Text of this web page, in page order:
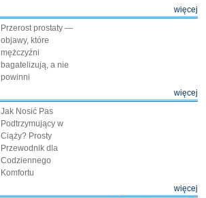
więcej
Przerost prostaty —
objawy, które
mężczyźni
bagatelizują, a nie
powinni
więcej
Jak Nosić Pas
Podtrzymujący w
Ciąży? Prosty
Przewodnik dla
Codziennego
Komfortu
więcej